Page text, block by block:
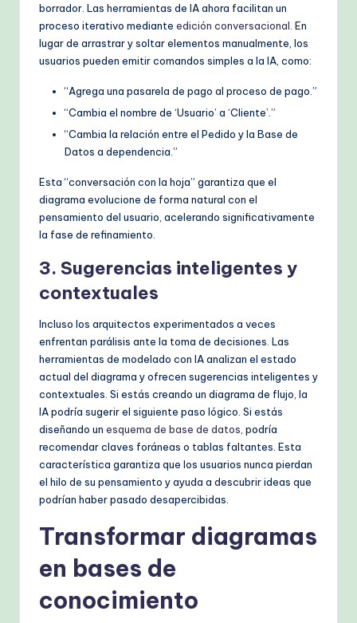
borrador. Las herramientas de IA ahora facilitan un
proceso iterativo mediante edición conversacional . En
lugar de arrastrar y soltar elementos manualmente, los
usuarios pueden emitir comandos simples a la IA, como:
“Agrega una pasarela de pago al proceso de pago.”
“Cambia el nombre de ‘Usuario’ a ‘Cliente’.”
“Cambia la relación entre el Pedido y la Base de
Datos a dependencia.”
Esta “conversación con la hoja” garantiza que el
diagrama evolucione de forma natural con el
pensamiento del usuario, acelerando significativamente
la fase de refinamiento.
3. Sugerencias inteligentes y
contextuales
Incluso los arquitectos experimentados a veces
enfrentan parálisis ante la toma de decisiones. Las
herramientas de modelado con IA analizan el estado
actual del diagrama y ofrecen sugerencias inteligentes y
contextuales. Si estás creando un diagrama de flujo, la
IA podría sugerir el siguiente paso lógico. Si estás
diseñando un esquema de base de datos , podría
recomendar claves foráneas o tablas faltantes. Esta
característica garantiza que los usuarios nunca pierdan
el hilo de su pensamiento y ayuda a descubrir ideas que
podrían haber pasado desapercibidas.
Transformar diagramas
en bases de
conocimiento